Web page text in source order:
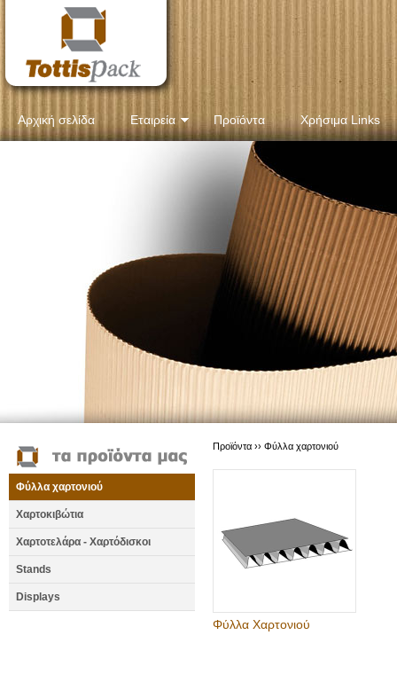
Αρχική σελίδα Εταιρεία Προϊόντα Χρήσιμα Links
Φύλλα χαρτονιού
Χαρτοκιβώτια
Χαρτοτελάρα - Χαρτόδισκοι
Stands
Displays
Προϊόντα ›› Φύλλα χαρτονιού
Φύλλα Χαρτονιού